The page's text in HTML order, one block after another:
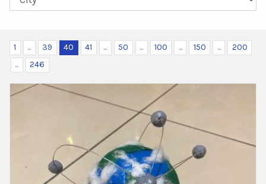
1 ... 39 40 41 ... 50 ... 100 ... 150 ...
200
...
246